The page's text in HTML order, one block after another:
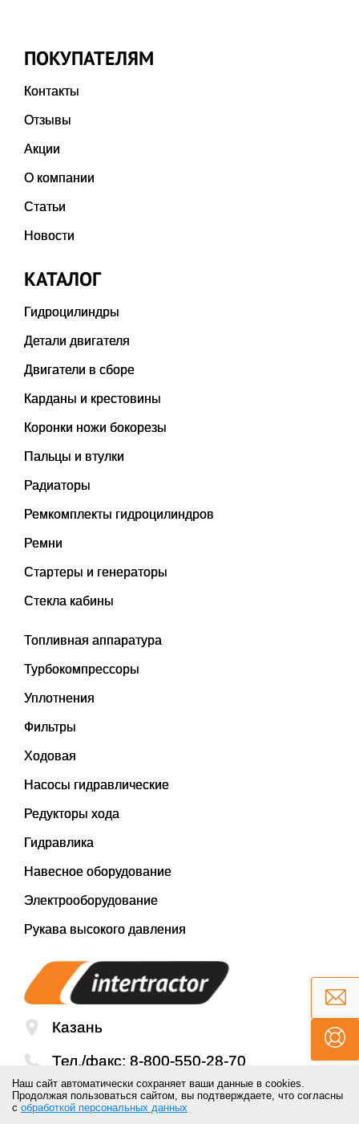
ПОКУПАТЕЛЯМ
Контакты
Отзывы
Акции
О компании
Статьи
Новости
КАТАЛОГ
Гидроцилиндры
Детали двигателя
Двигатели в сборе
Карданы и крестовины
Коронки ножи бокорезы
Пальцы и втулки
Радиаторы
Ремкомплекты гидроцилиндров
Ремни
Стартеры и генераторы
Стекла кабины
Топливная аппаратура
Турбокомпрессоры
Уплотнения
Фильтры
Ходовая
Насосы гидравлические
Редукторы хода
Гидравлика
Навесное оборудование
Электрооборудование
Рукава высокого давления
Казань
Тел./факс: 8-800-550-28-70
Email:mail@inter-tractor.ru
Наш сайт автоматически сохраняет ваши данные в cookies.
Продолжая пользоваться сайтом, вы подтверждаете, что согласны
с обработкой персональных данных